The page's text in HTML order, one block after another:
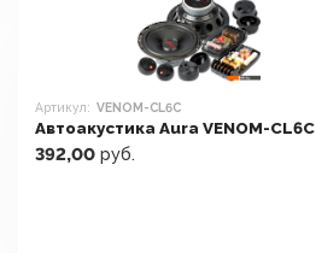
Артикул: VENOM-CL6C
Автоакустика Aura VENOM-CL6C
392,00 руб.